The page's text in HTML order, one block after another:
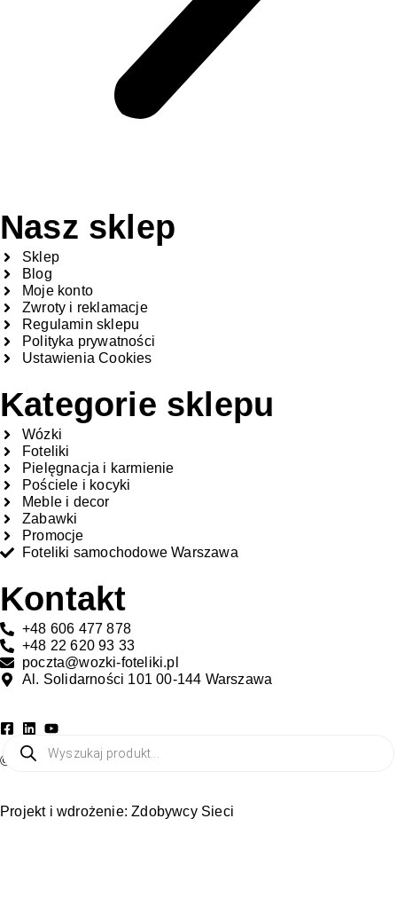
Nasz sklep
Sklep
Blog
Moje konto
Zwroty i reklamacje
Regulamin sklepu
Polityka prywatności
Ustawienia Cookies
Kategorie sklepu
Wózki
Foteliki
Pielęgnacja i karmienie
Pościele i kocyki
Meble i decor
Zabawki
Promocje
Foteliki samochodowe Warszawa
Kontakt
+48 606 477 878
+48 22 620 93 33
poczta@wozki-foteliki.pl
Al. Solidarności 101 00-144 Warszawa
© All rights reserved
Projekt i wdrożenie:Zdobywcy Sieci